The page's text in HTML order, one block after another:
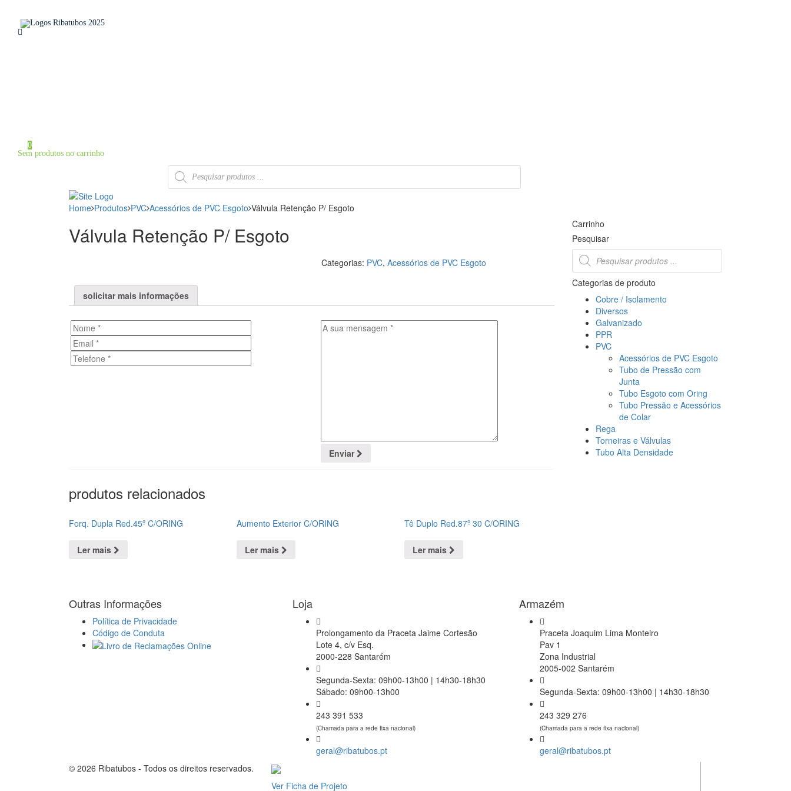
0
Sem produtos no carrinho
Products
search
Home Produtos PVC Acessórios de PVC Esgoto Válvula Retenção P/ Esgoto
Válvula Retenção P/ Esgoto
Categorias: PVC, Acessórios de PVC Esgoto
solicitar mais informações
Enviar
produtos relacionados
Forq. Dupla Red.45º C/ORING
Ler mais
Aumento Exterior C/ORING
Ler mais
Tê Duplo Red.87º 30 C/ORING
Ler mais
Carrinho
Pesquisar
Products
search
Categorias de produto
Cobre / Isolamento
Diversos
Galvanizado
PPR
PVC
Acessórios de PVC Esgoto
Tubo de Pressão com
Junta
Tubo Esgoto com Oring
Tubo Pressão e Acessórios
de Colar
Rega
Torneiras e Válvulas
Tubo Alta Densidade
Outras Informações
Política de Privacidade
Código de Conduta
Loja
Prolongamento da Praceta Jaime Cortesão
Lote 4, c/v Esq.
2000-228 Santarém
Segunda-Sexta: 09h00-13h00 | 14h30-18h30
Sábado: 09h00-13h00
243 391 533
(Chamada para a rede fixa nacional)
geral@ribatubos.pt
Armazém
Praceta Joaquim Lima Monteiro
Pav 1
Zona Industrial
2005-002 Santarém
Segunda-Sexta: 09h00-13h00 | 14h30-18h30
243 329 276
(Chamada para a rede fixa nacional)
geral@ribatubos.pt
© 2026 Ribatubos - Todos os direitos reservados.
Ver Ficha de Projeto